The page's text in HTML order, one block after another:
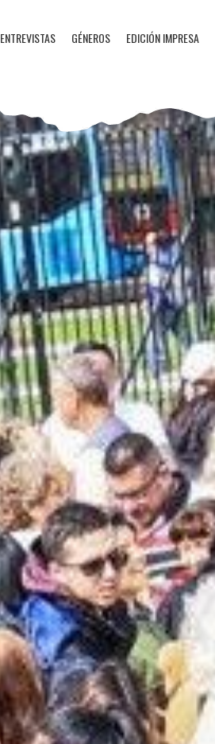
ENTREVISTAS GÉNEROS EDICIÓN IMPRESA